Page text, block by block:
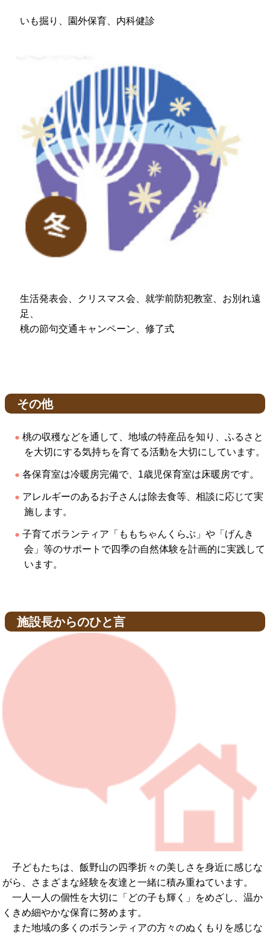
いも掘り、園外保育、内科健診
生活発表会、クリスマス会、就学前防犯教室、お別れ遠
足、
桃の節句交通キャンペーン、修了式
その他
桃の収穫などを通して、地域の特産品を知り、ふるさと
を大切にする気持ちを育てる活動を大切にしています。
各保育室は冷暖房完備で、1歳児保育室は床暖房です。
アレルギーのあるお子さんは除去食等、相談に応じて実
施します。
子育てボランティア「ももちゃんくらぶ」や「げんき
会」等のサポートで四季の自然体験を計画的に実践して
います。
施設長からのひと言
子どもたちは、飯野山の四季折々の美しさを身近に感じな
がら、さまざまな経験を友達と一緒に積み重ねています。
一人一人の個性を大切に「どの子も輝く」をめざし、温か
くきめ細やかな保育に努めます。
また地域の多くのボランティアの方々のぬくもりを感じな